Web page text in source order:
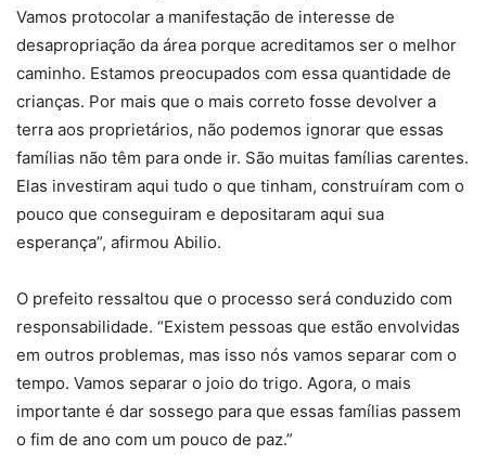
Vamos protocolar a manifestação de interesse de
desapropriação da área porque acreditamos ser o melhor
caminho. Estamos preocupados com essa quantidade de
crianças. Por mais que o mais correto fosse devolver a
terra aos proprietários, não podemos ignorar que essas
famílias não têm para onde ir. São muitas famílias carentes.
Elas investiram aqui tudo o que tinham, construíram com o
pouco que conseguiram e depositaram aqui sua
esperança”, afirmou Abilio.
O prefeito ressaltou que o processo será conduzido com
responsabilidade. “Existem pessoas que estão envolvidas
em outros problemas, mas isso nós vamos separar com o
tempo. Vamos separar o joio do trigo. Agora, o mais
importante é dar sossego para que essas famílias passem
o fim de ano com um pouco de paz.”